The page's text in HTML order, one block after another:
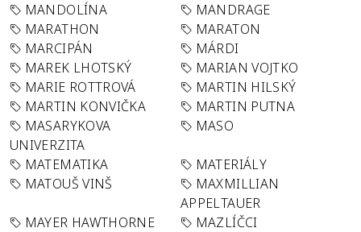
MANDOLÍNA
MANDRAGE
MARATHON
MARATON
MARCIPÁN
MÁRDI
MAREK LHOTSKÝ
MARIAN VOJTKO
MARIE ROTTROVÁ
MARTIN HILSKÝ
MARTIN KONVIČKA
MARTIN PUTNA
MASARYKOVA
UNIVERZITA
MASO
MATEMATIKA
MATERIÁLY
MATOUŠ VINŠ
MAXMILLIAN
APPELTAUER
MAYER HAWTHORNE
MAZLÍČCI